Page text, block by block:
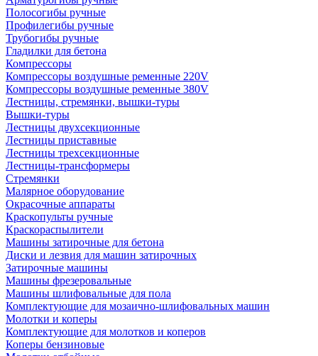
Полосогибы ручные
Профилегибы ручные
Трубогибы ручные
Гладилки для бетона
Компрессоры
Компрессоры воздушные ременные 220V
Компрессоры воздушные ременные 380V
Лестницы, стремянки, вышки-туры
Вышки-туры
Лестницы двухсекционные
Лестницы приставные
Лестницы трехсекционные
Лестницы-трансформеры
Стремянки
Малярное оборудование
Окрасочные аппараты
Краскопульты ручные
Краскораспылители
Машины затирочные для бетона
Диски и лезвия для машин затирочных
Затирочные машины
Машины фрезеровальные
Машины шлифовальные для пола
Комплектующие для мозаично-шлифовальных машин
Молотки и коперы
Комплектующие для молотков и коперов
Коперы бензиновые